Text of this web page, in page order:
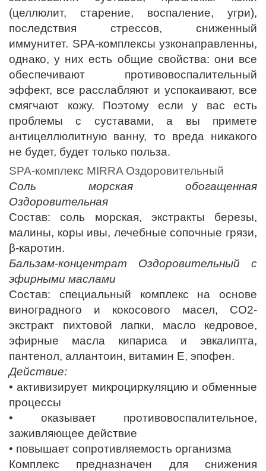
(целлюлит, старение, воспаление, угри),
последствия стрессов, сниженный
иммунитет. SPA-комплексы узконаправленны,
однако, у них есть общие свойства: они все
обеспечивают противовоспалительный
эффект, все расслабляют и успокаивают, все
смягчают кожу. Поэтому если у вас есть
проблемы с суставами, а вы примете
антицеллюлитную ванну, то вреда никакого
не будет, будет только польза.
SPA-комплекс MIRRA Оздоровительный
Соль морская обогащенная
Оздоровительная
Состав: соль морская, экстракты березы,
малины, коры ивы, лечебные сопочные грязи,
β-каротин.
Бальзам-концентрат Оздоровительный с
эфирными маслами
Состав: специальный комплекс на основе
виноградного и кокосового масел, СО2-
экстракт пихтовой лапки, масло кедровое,
эфирные масла кипариса и эвкалипта,
пантенол, аллантоин, витамин Е, эпофен.
Действие:
• активизирует микроциркуляцию и обменные
процессы
• оказывает противовоспалительное,
заживляющее действие
• повышает сопротивляемость организма
Комплекс предназначен для снижения